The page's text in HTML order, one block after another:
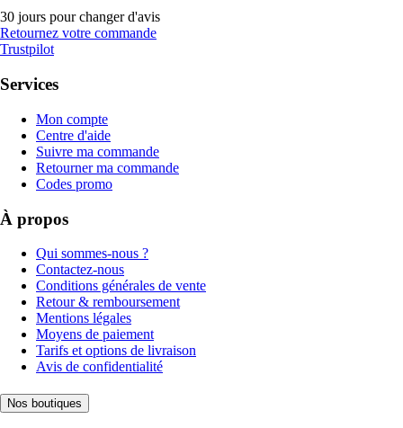
30 jours pour changer d'avis
Retournez votre commande
Trustpilot
Services
Mon compte
Centre d'aide
Suivre ma commande
Retourner ma commande
Codes promo
À propos
Qui sommes-nous ?
Contactez-nous
Conditions générales de vente
Retour & remboursement
Mentions légales
Moyens de paiement
Tarifs et options de livraison
Avis de confidentialité
Nos boutiques